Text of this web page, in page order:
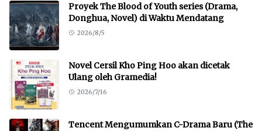
Proyek The Blood of Youth series (Drama,
Donghua, Novel) di Waktu Mendatang
2026/8/5
Novel Cersil Kho Ping Hoo akan dicetak
Ulang oleh Gramedia!
2026/7/16
Tencent Mengumumkan C-Drama Baru (The